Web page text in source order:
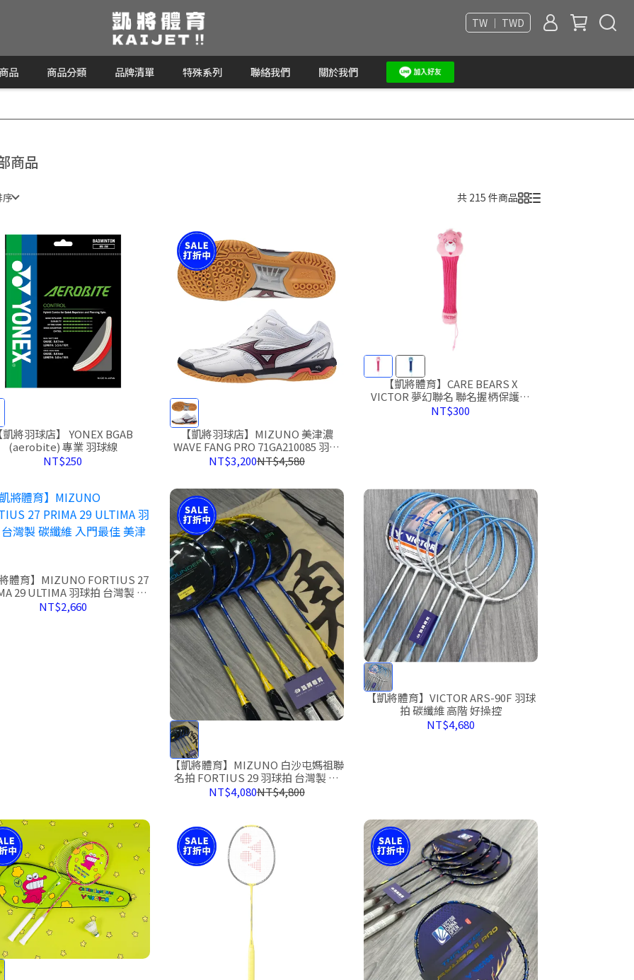
TW ｜ TWD
品 商品分類 品牌清單 特殊系列 聯絡我們 關於我們
商品
序 共 215 件商品
將羽球店】 YONEX BGAB
(aerobite) 專業 羽球線
NT$250
【凱將羽球店】MIZUNO 美津濃
WAVE FANG PRO 71GA210085 羽球
鞋 羽球
NT$3,200NT$4,580
【凱將體育】CARE BEARS X
VICTOR 夢幻聯名 聯名握柄保護套
GC4511CBC
NT$300
體育】MIZUNO FORTIUS 27
ULTIMA 羽球拍 台灣製 碳
纖維 入門最佳 美津濃
NT$2,660
【凱將體育】MIZUNO 白沙屯媽祖聯
名拍 FORTIUS 29 羽球拍 台灣製 碳
纖維 入門最佳 美津濃
NT$4,080NT$4,800
【凱將體育】VICTOR ARS-90F 羽球
拍 碳纖維 高階 好操控
NT$4,680